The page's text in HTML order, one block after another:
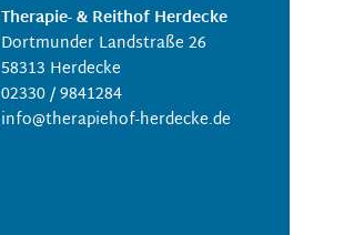
Therapie- & Reithof Herdecke
Dortmunder Landstraße 26
58313 Herdecke
02330 / 9841284
info@therapiehof-herdecke.de